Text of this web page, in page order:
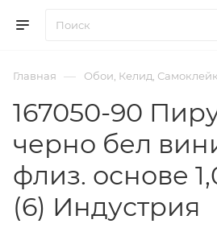
Главная — Обои, Келид,
167050-90
черно бел
флиз. основе
(6) Индустрия